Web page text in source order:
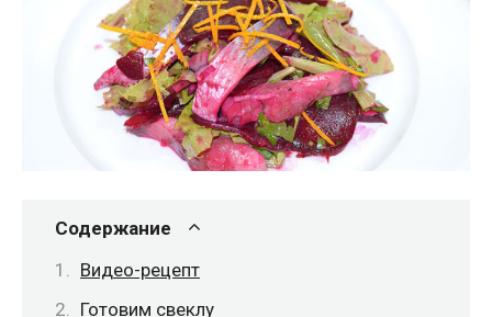
Содержание
Видео-рецепт
Готовим свеклу